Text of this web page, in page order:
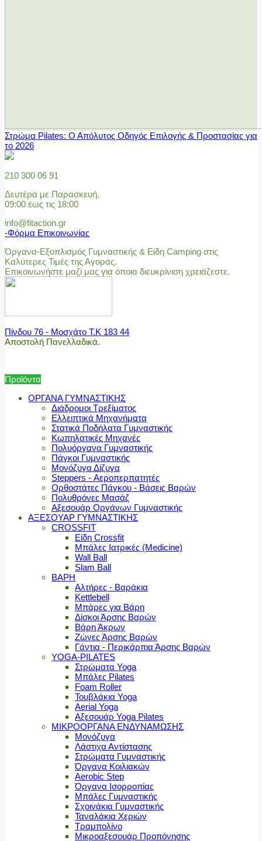
Στρώμα Pilates: Ο Απόλυτος Οδηγός Επιλογής & Προστασίας για
το 2026
210 300 06 91
Δευτέρα με Παρασκευή,
09:00 έως τις 18:00
info@fitaction.gr
-Φόρμα Επικοινωνίας
Όργανα-Εξοπλισμός Γυμναστικής & Είδη Camping στις
Καλύτερες Τιμές της Αγοράς.
Επικοινωνήστε μαζί μας για όποια διευκρίνιση χρειάζεστε.
Πίνδου 76 - Μοσχάτο Τ.Κ 183 44
Αποστολή Πανελλαδικά.
Προϊόντα
ΟΡΓΑΝΑ ΓΥΜΝΑΣΤΙΚΗΣ
Διάδρομοι Τρεξίματος
Ελλειπτικά Μηχανήματα
Στατικά Ποδήλατα Γυμναστικής
Κωπηλατικές Μηχανές
Πολυόργανα Γυμναστικής
Πάγκοι Γυμναστικής
Μονόζυγα Δίζυγα
Steppers - Αεροπερπατητές
Ορθοστάτες Πάγκου - Βάσεις Βαρών
Πολυθρόνες Μασάζ
Αξεσουάρ Οργάνων Γυμναστικής
ΑΞΕΣΟΥΑΡ ΓΥΜΝΑΣΤΙΚΗΣ
CROSSFIT
Είδη Crossfit
Μπάλες Ιατρικές (Medicine)
Wall Ball
Slam Ball
ΒΑΡΗ
Αλτήρες - Βαράκια
Kettlebell
Μπάρες για Βάρη
Δίσκοι Άρσης Βαρών
Βάρη Άκρων
Ζώνες Άρσης Βαρών
Γάντια - Περικάρπια Άρσης Βαρών
YOGA-PILATES
Στρώματα Yoga
Μπάλες Pilates
Foam Roller
Τουβλάκια Yoga
Aerial Yoga
Αξεσουάρ Yoga Pilates
ΜΙΚΡΟΟΡΓΑΝΑ ΕΝΔΥΝΑΜΩΣΗΣ
Μονόζυγα
Λάστιχα Αντίστασης
Στρώματα Γυμναστικής
Όργανα Κοιλιακών
Aerobic Step
Όργανα Ισορροπίας
Μπάλες Γυμναστικής
Σχοινάκια Γυμναστικής
Ταναλάκια Χεριών
Τραμπολίνο
Μικροαξεσουάρ Προπόνησης